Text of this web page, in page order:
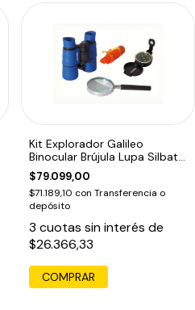
Kit Explorador Galileo
Binocular Brújula Lupa Silbato
Edu
$79.099,00
$71.189,10 con Transferencia o
depósito
3 cuotas sin interés de
$26.366,33
COMPRAR